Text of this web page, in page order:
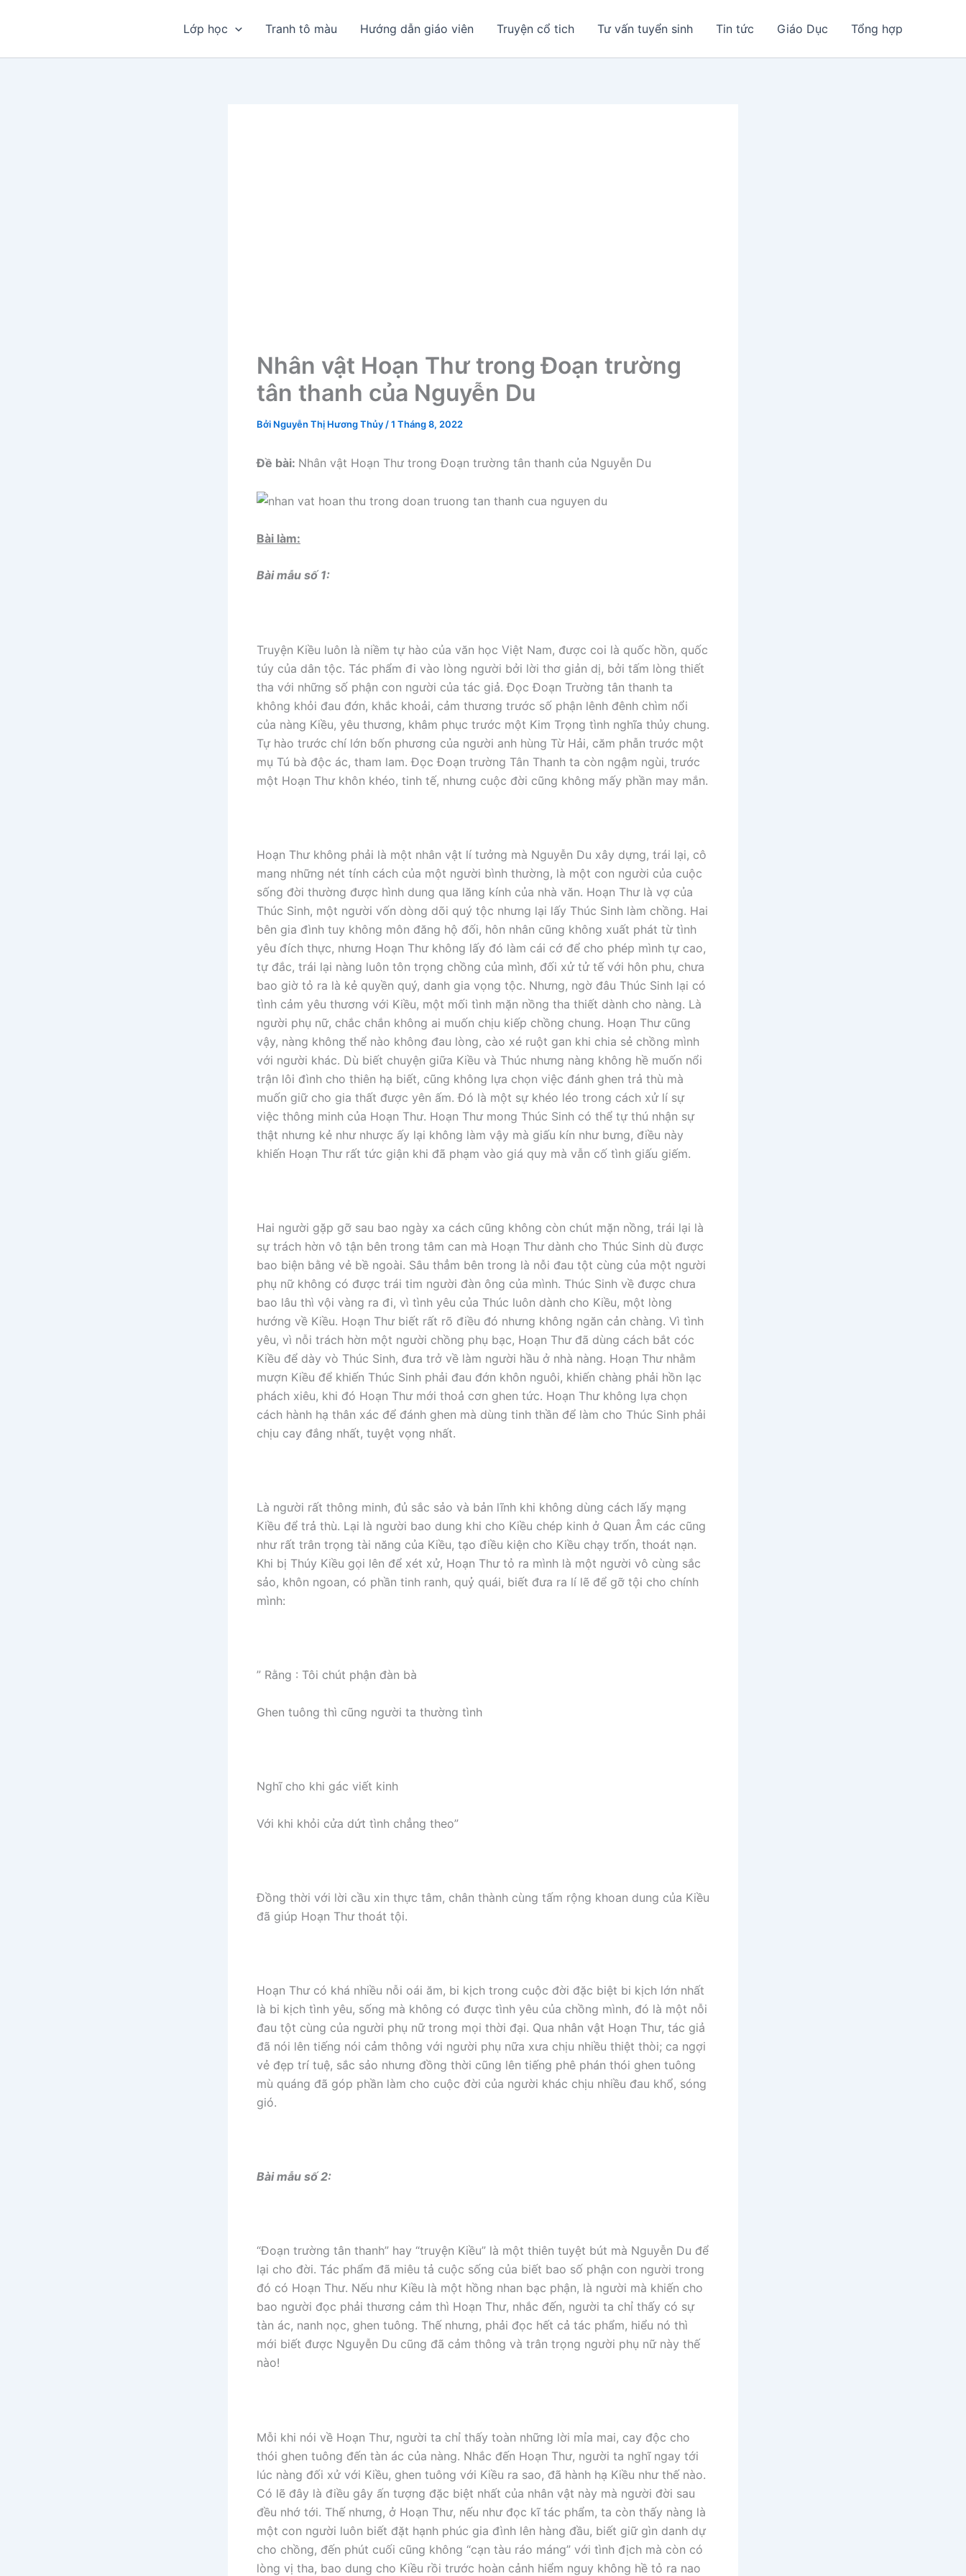
Lớp học Tranh tô màu Hướng dẫn giáo viên Truyện cổ tich Tư vấn tuyển sinh Tin tức Giáo Dục Tổng hợp
Nhân vật Hoạn Thư trong Đoạn trường
tân thanh của Nguyễn Du
Bởi Nguyễn Thị Hương Thủy /1 Tháng 8, 2022
Đề bài: Nhân vật Hoạn Thư trong Đoạn trường tân thanh của Nguyễn Du
Bài làm:
Bài mẫu số 1:
Truyện Kiều luôn là niềm tự hào của văn học Việt Nam, được coi là quốc hồn, quốc
túy của dân tộc. Tác phẩm đi vào lòng người bởi lời thơ giản dị, bởi tấm lòng thiết
tha với những số phận con người của tác giả. Đọc Đoạn Trường tân thanh ta
không khỏi đau đớn, khắc khoải, cảm thương trước số phận lênh đênh chìm nổi
của nàng Kiều, yêu thương, khâm phục trước một Kim Trọng tình nghĩa thủy chung.
Tự hào trước chí lớn bốn phương của người anh hùng Từ Hải, căm phẫn trước một
mụ Tú bà độc ác, tham lam. Đọc Đoạn trường Tân Thanh ta còn ngậm ngùi, trước
một Hoạn Thư khôn khéo, tinh tế, nhưng cuộc đời cũng không mấy phần may mắn.
Hoạn Thư không phải là một nhân vật lí tưởng mà Nguyễn Du xây dựng, trái lại, cô
mang những nét tính cách của một người bình thường, là một con người của cuộc
sống đời thường được hình dung qua lăng kính của nhà văn. Hoạn Thư là vợ của
Thúc Sinh, một người vốn dòng dõi quý tộc nhưng lại lấy Thúc Sinh làm chồng. Hai
bên gia đình tuy không môn đăng hộ đối, hôn nhân cũng không xuất phát từ tình
yêu đích thực, nhưng Hoạn Thư không lấy đó làm cái cớ để cho phép mình tự cao,
tự đắc, trái lại nàng luôn tôn trọng chồng của mình, đối xử tử tế với hôn phu, chưa
bao giờ tỏ ra là kẻ quyền quý, danh gia vọng tộc. Nhưng, ngờ đâu Thúc Sinh lại có
tình cảm yêu thương với Kiều, một mối tình mặn nồng tha thiết dành cho nàng. Là
người phụ nữ, chắc chắn không ai muốn chịu kiếp chồng chung. Hoạn Thư cũng
vậy, nàng không thể nào không đau lòng, cào xé ruột gan khi chia sẻ chồng mình
với người khác. Dù biết chuyện giữa Kiều và Thúc nhưng nàng không hề muốn nổi
trận lôi đình cho thiên hạ biết, cũng không lựa chọn việc đánh ghen trả thù mà
muốn giữ cho gia thất được yên ấm. Đó là một sự khéo léo trong cách xử lí sự
việc thông minh của Hoạn Thư. Hoạn Thư mong Thúc Sinh có thể tự thú nhận sự
thật nhưng kẻ như nhược ấy lại không làm vậy mà giấu kín như bưng, điều này
khiến Hoạn Thư rất tức giận khi đã phạm vào giá quy mà vẫn cố tình giấu giếm.
Hai người gặp gỡ sau bao ngày xa cách cũng không còn chút mặn nồng, trái lại là
sự trách hờn vô tận bên trong tâm can mà Hoạn Thư dành cho Thúc Sinh dù được
bao biện bằng vẻ bề ngoài. Sâu thẳm bên trong là nỗi đau tột cùng của một người
phụ nữ không có được trái tim người đàn ông của mình. Thúc Sinh về được chưa
bao lâu thì vội vàng ra đi, vì tình yêu của Thúc luôn dành cho Kiều, một lòng
hướng về Kiều. Hoạn Thư biết rất rõ điều đó nhưng không ngăn cản chàng. Vì tình
yêu, vì nỗi trách hờn một người chồng phụ bạc, Hoạn Thư đã dùng cách bắt cóc
Kiều để dày vò Thúc Sinh, đưa trở về làm người hầu ở nhà nàng. Hoạn Thư nhằm
mượn Kiều để khiến Thúc Sinh phải đau đớn khôn nguôi, khiến chàng phải hồn lạc
phách xiêu, khi đó Hoạn Thư mới thoả cơn ghen tức. Hoạn Thư không lựa chọn
cách hành hạ thân xác để đánh ghen mà dùng tinh thần để làm cho Thúc Sinh phải
chịu cay đắng nhất, tuyệt vọng nhất.
Là người rất thông minh, đủ sắc sảo và bản lĩnh khi không dùng cách lấy mạng
Kiều để trả thù. Lại là người bao dung khi cho Kiều chép kinh ở Quan Âm các cũng
như rất trân trọng tài năng của Kiều, tạo điều kiện cho Kiều chạy trốn, thoát nạn.
Khi bị Thúy Kiều gọi lên để xét xử, Hoạn Thư tỏ ra mình là một người vô cùng sắc
sảo, khôn ngoan, có phần tinh ranh, quỷ quái, biết đưa ra lí lẽ để gỡ tội cho chính
mình:
” Rằng : Tôi chút phận đàn bà
Ghen tuông thì cũng người ta thường tình
Nghĩ cho khi gác viết kinh
Với khi khỏi cửa dứt tình chẳng theo”
Đồng thời với lời cầu xin thực tâm, chân thành cùng tấm rộng khoan dung của Kiều
đã giúp Hoạn Thư thoát tội.
Hoạn Thư có khá nhiều nỗi oái ăm, bi kịch trong cuộc đời đặc biệt bi kịch lớn nhất
là bi kịch tình yêu, sống mà không có được tình yêu của chồng mình, đó là một nỗi
đau tột cùng của người phụ nữ trong mọi thời đại. Qua nhân vật Hoạn Thư, tác giả
đã nói lên tiếng nói cảm thông với người phụ nữa xưa chịu nhiều thiệt thòi; ca ngợi
vẻ đẹp trí tuệ, sắc sảo nhưng đồng thời cũng lên tiếng phê phán thói ghen tuông
mù quáng đã góp phần làm cho cuộc đời của người khác chịu nhiều đau khổ, sóng
gió.
Bài mẫu số 2:
“Đoạn trường tân thanh” hay “truyện Kiều” là một thiên tuyệt bút mà Nguyễn Du để
lại cho đời. Tác phẩm đã miêu tả cuộc sống của biết bao số phận con người trong
đó có Hoạn Thư. Nếu như Kiều là một hồng nhan bạc phận, là người mà khiến cho
bao người đọc phải thương cảm thì Hoạn Thư, nhắc đến, người ta chỉ thấy có sự
tàn ác, nanh nọc, ghen tuông. Thế nhưng, phải đọc hết cả tác phẩm, hiểu nó thì
mới biết được Nguyễn Du cũng đã cảm thông và trân trọng người phụ nữ này thế
nào!
Mỗi khi nói về Hoạn Thư, người ta chỉ thấy toàn những lời mỉa mai, cay độc cho
thói ghen tuông đến tàn ác của nàng. Nhắc đến Hoạn Thư, người ta nghĩ ngay tới
lúc nàng đối xử với Kiều, ghen tuông với Kiều ra sao, đã hành hạ Kiều như thế nào.
Có lẽ đây là điều gây ấn tượng đặc biệt nhất của nhân vật này mà người đời sau
đều nhớ tới. Thế nhưng, ở Hoạn Thư, nếu như đọc kĩ tác phẩm, ta còn thấy nàng là
một con người luôn biết đặt hạnh phúc gia đình lên hàng đầu, biết giữ gìn danh dự
cho chồng, đến phút cuối cũng không “cạn tàu ráo máng” với tình địch mà còn có
lòng vị tha, bao dung cho Kiều rồi trước hoàn cảnh hiểm nguy không hề tỏ ra nao